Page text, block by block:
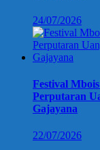
24/07/2026
Festival
Perputaran
Gajayana
22/07/2026